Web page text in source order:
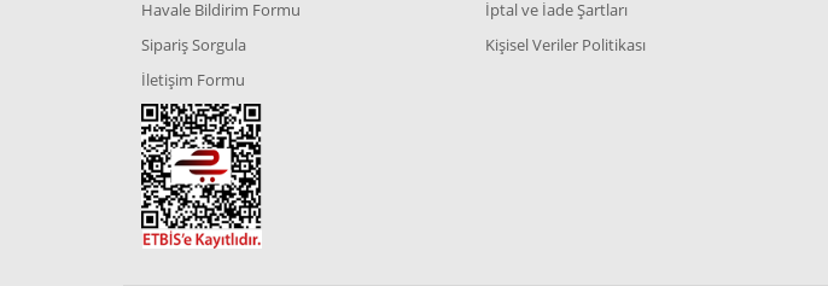
Havale Bildirim Formu
Sipariş Sorgula
İletişim Formu
İptal ve İade Şartları
Kişisel Veriler Politikası